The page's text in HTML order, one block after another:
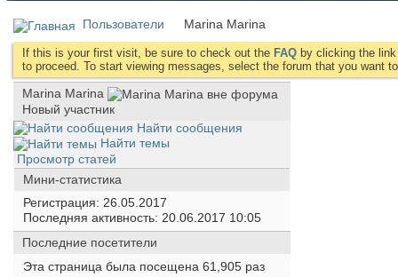
Пользователи Marina Marina
If this is your first visit, be sure to check out the FAQ by clicking the
to proceed. To start viewing messages, select the forum that you want
Marina Marina
Новый участник
Найти сообщения
Найти темы
Просмотр статей
Мини-статистика
Регистрация
26.05.2017
Последняя активность 20.06.2017 10:05
Последние посетители
Эта страница была посещена 61,905 раз